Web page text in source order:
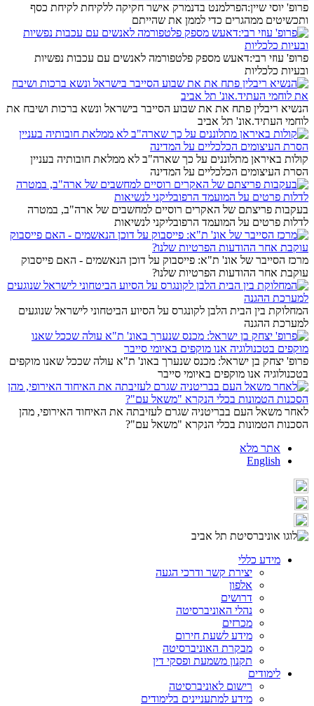
פרופ' יוסי שיין:הפרלמנט בדנמרק אישר חקיקה ללקיחת לקיחת כסף
ותכשיטים ממהגרים כדי לממן את שהייתם
פרופ' עוזי רבי:דאעש מספק פלטפורמה לאנשים עם עכבות נפשיות
ובעיות כלכליות
הנשיא ריבלין פתח את את שבוע הסייבר בישראל ונשא ברכות ושיבח את
לוחמי העתיד.אונ' תל אביב
קולות באיראן מתלוננים על כך שארה"ב לא ממלאת חובותיה בעניין
הסרת העיצומים הכלכליים על המדינה
בעקבות פריצתם של האקרים רוסיים למחשבים של ארה"ב, במטרה
לדלות פרטים על המועמד הרפובליקני לנשיאות
מרכז הסייבר של אונ' ת"א: פייסבוק על דוכן הנאשמים - האם פייסבוק
עוקבת אחר ההודעות הפרטיות שלנו?
המחלוקת בין הבית הלבן לקונגרס על הסיוע הביטחוני לישראל שנוגעים
למערכת ההגנה
פרופ' יצחק בן ישראל: מכנס שנערך באונ' ת"א עולה שככל שאנו מוקפים
בטכנולוגיה אנו מוקפים באיומי סייבר
לאחר משאל העם בבריטניה שגרם לעזיבתה את האיחוד האירופי, מהן
הסכנות הטמונות בכלי הנקרא "משאל עם"?
אתר מלא
English
מידע כללי
יצירת קשר ודרכי הגעה
אלפון
דרושים
נהלי האוניברסיטה
מכרזים
מידע לשעת חירום
מבקרת האוניברסיטה
תקנון משמעת ופסקי דין
לימודים
רישום לאוניברסיטה
מידע למתעניינים בלימודים